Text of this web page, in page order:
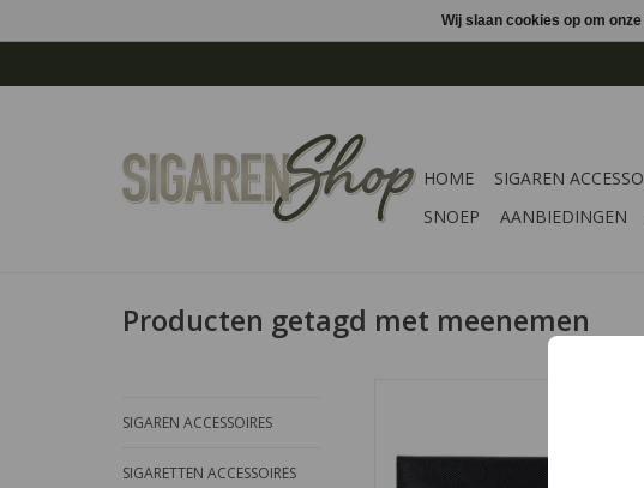
HOME SIGAREN
SNOEP
AANBIEDINGEN
Producten getagd met meenemen
SIGAREN ACCESSOIRES
SIGARETTEN ACCESSOIRES
TOEVOEGEN AAN WINKELWAGEN
Wij slaan cookies op om